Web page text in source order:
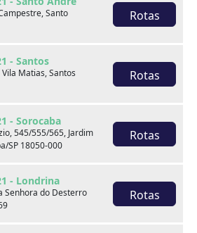
Santo
Rotas
- Santos
Vila Matias, Santos
Rotas
- Sorocaba
545/555/565, Jardim
SP 18050-000
Rotas
- Londrina
Senhora do Desterro
Rotas